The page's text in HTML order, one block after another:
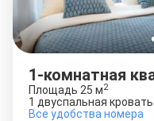
1-комнатная
Площадь 25 м2
1 двуспальная кровать
Все удобства номера